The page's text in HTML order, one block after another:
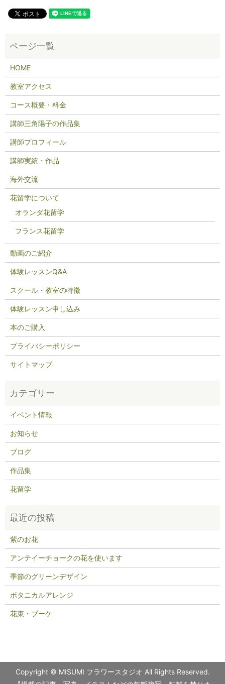
HOME
教室アクセス
コース概要・料金
講師三角陽子の作品集
講師プロフィール
講師実績・作品
海外交流
花留学について
オランダ花留学
フランス花留学
動画のご紹介
体験レッスンQ&A
スクール・教室の特徴
体験レッスン申し込み
本のご購入
プライバシーポリシー
サイトマップ
イベント情報
お知らせ
ブログ
作品集
花留学
紫のお花
アンテイーチョークの花を使います
季節のグリーンデザイン
ボタニカルアレンジ
花束・ブーケ
Copyright © MISUMI フラワースタジオ All Rights Reserved.